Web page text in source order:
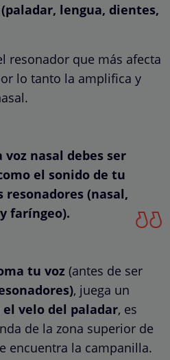
lengua, dientes,
resonador que más afecta
lo tanto la amplifica y
nasal debes ser
el sonido de tu
resonadores (nasal,
faríngeo).
tu voz (antes de ser
, juega un
el velo del paladar, es
de la zona superior de
encuentra la campanilla.